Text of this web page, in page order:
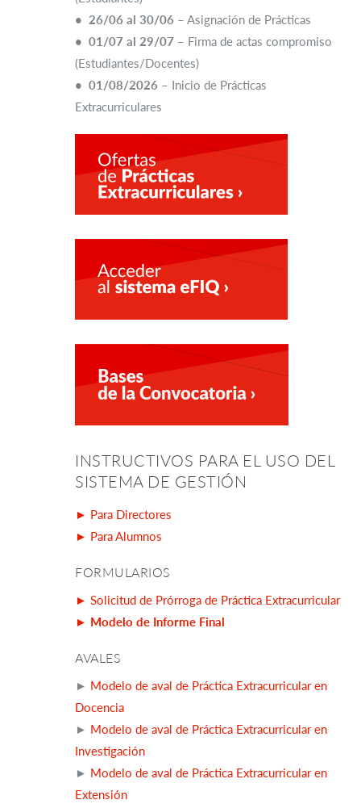
• 26/06 al 30/06 – Asignación de Prácticas
• 01/07 al 29/07 – Firma de actas compromiso
(Estudiantes/Docentes)
• 01/08/2026 – Inicio de Prácticas
Extracurriculares
INSTRUCTIVOS PARA EL USO DEL
SISTEMA DE GESTIÓN
► Para Directores
► Para Alumnos
FORMULARIOS
► Solicitud de Prórroga de Práctica Extracurricular
► Modelo de Informe Final
AVALES
► Modelo de aval de Práctica Extracurricular en
Docencia
► Modelo de aval de Práctica Extracurricular en
Investigación
► Modelo de aval de Práctica Extracurricular en
Extensión